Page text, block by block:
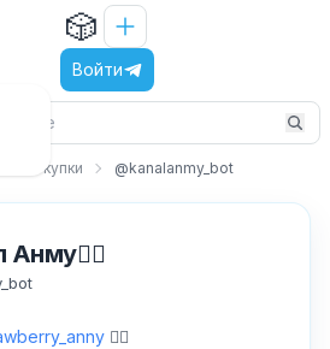
🎲
Войти
Покупки @kanalanmy_bot
Анму❤️‍🔥
❤️‍🔥